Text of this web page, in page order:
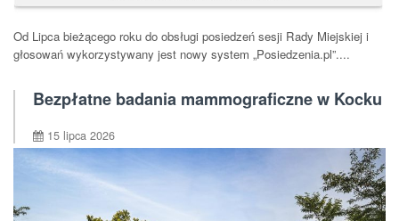
Od Lipca bieżącego roku do obsługi posiedzeń sesji Rady Miejskiej i
głosowań wykorzystywany jest nowy system „Posiedzenia.pl”....
Bezpłatne badania mammograficzne w Kocku
15 lipca 2026